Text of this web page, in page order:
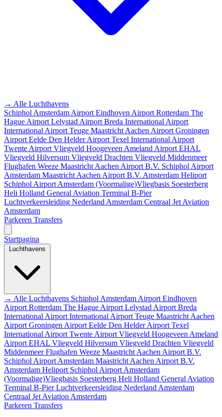
→ Alle Luchthavens
Schiphol Amsterdam Airport Eindhoven Airport Rotterdam The
Hague Airport Lelystad Airport Breda International Airport
International Airport Teuge Maastricht Aachen Airport Groningen
Airport Eelde Den Helder Airport Texel International Airport
Twente Airport Vliegveld Hoogeveen Ameland Airport EHAL
Vliegveld Hilversum Vliegveld Drachten Vliegveld Middenmeer
Flughafen Weeze Maastricht Aachen Airport B.V. Schiphol Airport
Amsterdam Maastricht Aachen Airport B.V. Amsterdam Heliport
Schiphol Airport Amsterdam (Voormalige)Vliegbasis Soesterberg
Heli Holland General Aviation Terminal B-Pier
Luchtverkeersleiding Nederland Amsterdam Centraal Jet Aviation
Amsterdam
Parkeren Transfers
Startpagina
Luchthavens
→ Alle Luchthavens Schiphol Amsterdam Airport Eindhoven
Airport Rotterdam The Hague Airport Lelystad Airport Breda
International Airport International Airport Teuge Maastricht Aachen
Airport Groningen Airport Eelde Den Helder Airport Texel
International Airport Twente Airport Vliegveld Hoogeveen Ameland
Airport EHAL Vliegveld Hilversum Vliegveld Drachten Vliegveld
MiddenmeerFlughafen Weeze Maastricht Aachen Airport B.V.
Schiphol Airport Amsterdam Maastricht Aachen Airport B.V.
Amsterdam Heliport Schiphol Airport Amsterdam
(Voormalige)Vliegbasis Soesterberg Heli Holland General Aviation
Terminal B-PierLuchtverkeersleiding Nederland Amsterdam
Centraal Jet Aviation Amsterdam
Parkeren Transfers